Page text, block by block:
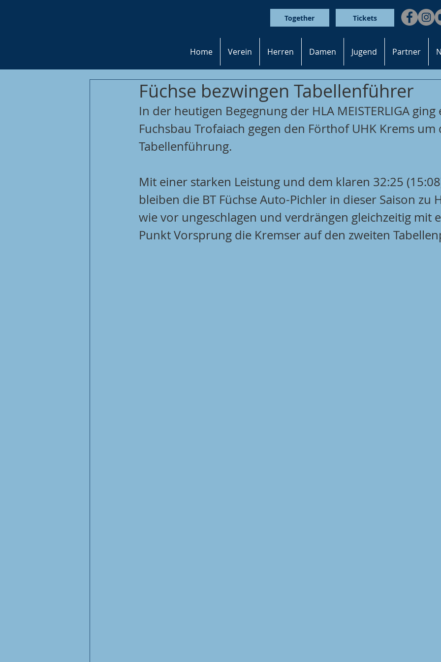
Together Tickets
Home Verein Herren Damen Jugend Partner
Füchse bezwingen Tabellenführer
In der heutigen Begegnung der HLA MEISTERLIGA ging
Fuchsbau Trofaiach gegen den Förthof UHK Krems um
Tabellenführung.
Mit einer starken Leistung und dem klaren 32:25
bleiben die BT Füchse Auto-Pichler in dieser Saison zu
wie vor ungeschlagen und verdrängen gleichzeitig mit
Punkt Vorsprung die Kremser auf den zweiten